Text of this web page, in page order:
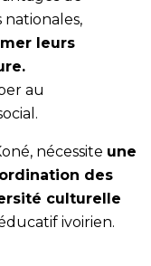
nationales,
leurs
au
nécessite une
des
culturelle
ivoirien.